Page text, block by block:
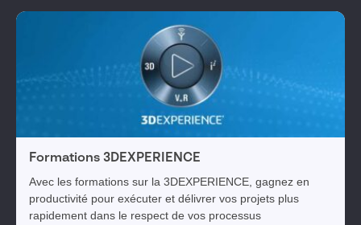
Formations 3DEXPERIENCE
Avec les formations sur la 3DEXPERIENCE, gagnez en
productivité pour exécuter et délivrer vos projets plus
rapidement dans le respect de vos processus